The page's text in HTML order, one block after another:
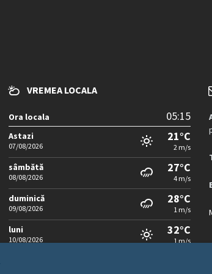
VREMEA LOCALA
Ora locala 05:15
Astazi
07/08/2026
21°C
2 m/s
sâmbătă
08/08/2026
27°C
4 m/s
duminică
09/08/2026
28°C
1 m/s
luni
10/08/2026
32°C
1 m/s